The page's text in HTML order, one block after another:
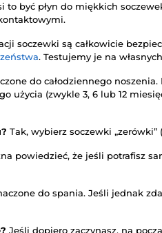
to być płyn do miękkich
soczewki są całkowicie
. Testujemy je na
do całodziennego
użycia (zwykle 3, 6 lub 12
Tak, wybierz soczewki
powiedzieć, że jeśli potrafisz
do spania. Jeśli jednak
Jeśli dopiero zaczynasz, na